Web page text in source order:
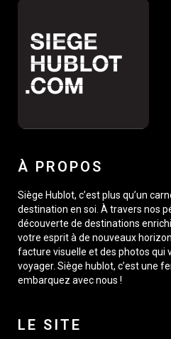
À PROPOS
Siège Hublot, c’est plus qu’un
destination en soi. À travers nos
découverte de destinations
votre esprit à de nouveaux
facture visuelle et des photos qui
voyager. Siège hublot, c’est une
embarquez avec nous !
LE SITE